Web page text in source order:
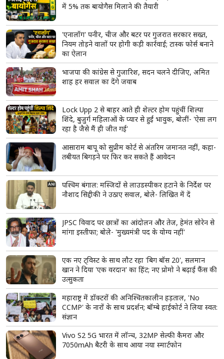
विधेयक
'मस्जिदों से लाउडस्पीकर हटाने की कार्रवाई रोकी जाए',
युसूफ पठान समेत तीन सांसदों ने अमित शाह से की हस्तक्षेप
की मांग
राष्ट्रीय हथकरघा दिवस पर पीएम मोदी की अपील, स्थानीय
कपड़ों को अपनाएं, GRWM वीडियो करिए शेयर
गोबरधन योजना को कैबिनेट की हरी झंडी, CNG और PNG
में 5% तक बायोगैस मिलाने की तैयारी
'एनालॉग' पनीर, चीज और बटर पर गुजरात सरकार सख्त,
नियम तोड़ने वालों पर होगी कड़ी कार्रवाई; टास्क फोर्स बनाने
भाजपा की कांग्रेस से गुजारिश, सदन चलने दीजिए, अमित
शाह हर सवाल का देंगे जवाब
Lock Upp 2 से बाहर आते ही शेल्टर होम पहुंचीं शिल्पा
शिंदे, बुजुर्ग महिलाओं के प्यार से हुईं भावुक, बोलीं- 'ऐसा लग
आसाराम बापू को सुप्रीम कोर्ट से अंतरिम जमानत नहीं, कहा-
तबीयत बिगड़ने पर फिर कर सकते हैं आवेदन
पश्चिम बंगाल: मस्जिदों से लाउडस्पीकर हटाने के निर्देश पर
नौशाद सिद्दीकी ने उठाए सवाल, बोले- लिखित में दें
JPSC विवाद पर छात्रों का आंदोलन और तेज, हेमंत सोरेन से
मांगा इस्तीफा; बोले- 'मुख्यमंत्री पद के योग्य नहीं'